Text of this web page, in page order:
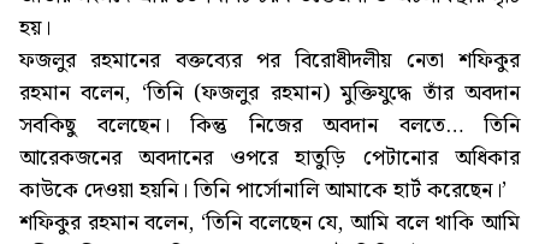
হয়।
ফজলুর রহমানের বক্তব্যের পর বিরোধীদলীয় নেতা শফিকুর
রহমান বলেন, ‘তিনি (ফজলুর রহমান) মুক্তিযুদ্ধে তাঁর অবদান
সবকিছু বলেছেন। কিন্তু নিজের অবদান বলতে… তিনি
আরেকজনের অবদানের ওপরে হাতুড়ি পেটানোর অধিকার
কাউকে দেওয়া হয়নি। তিনি পার্সোনালি আমাকে হার্ট করেছেন।’
শফিকুর রহমান বলেন, ‘তিনি বলেছেন যে, আমি বলে থাকি আমি